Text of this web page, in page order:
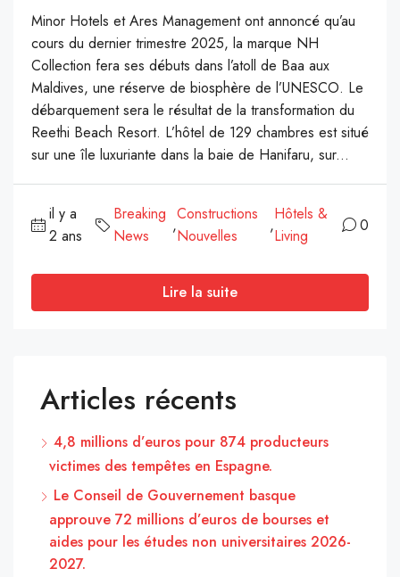
Minor Hotels et Ares Management ont annoncé qu’au
cours du dernier trimestre 2025, la marque NH
Collection fera ses débuts dans l’atoll de Baa aux
Maldives, une réserve de biosphère de l’UNESCO. Le
débarquement sera le résultat de la transformation du
Reethi Beach Resort. L’hôtel de 129 chambres est situé
sur une île luxuriante dans la baie de Hanifaru, sur...
il y a
2 ans
Breaking
News
,
Constructions
Nouvelles
,
Hôtels &
Living
0
Lire la suite
Articles récents
4,8 millions d’euros pour 874 producteurs
victimes des tempêtes en Espagne.
Le Conseil de Gouvernement basque
approuve 72 millions d’euros de bourses et
aides pour les études non universitaires 2026-
2027.